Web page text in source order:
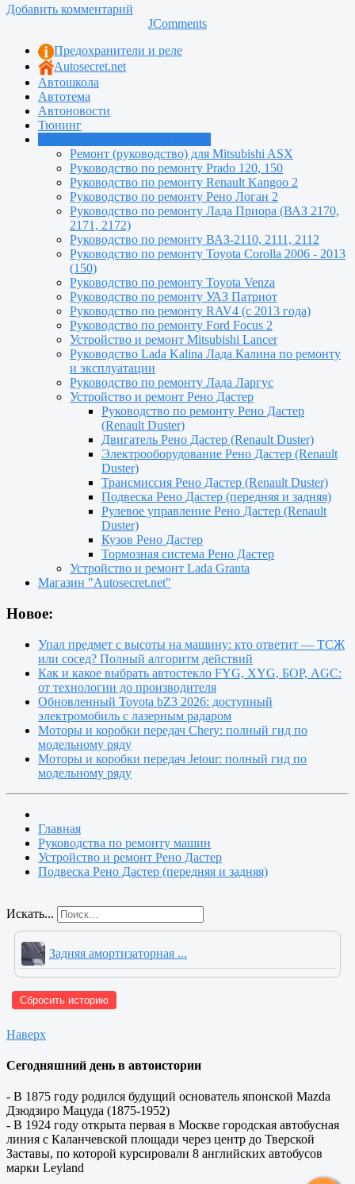
Добавить комментарий
JComments
Предохранители и реле
Autosecret.net
Автошкола
Автотема
Автоновости
Тюнинг
Ремонт (руководство) для Mitsubishi ASX
Руководство по ремонту Prado 120, 150
Руководство по ремонту Renault Kangoo 2
Руководство по ремонту Рено Логан 2
Руководство по ремонту Лада Приора (ВАЗ 2170,
2171, 2172)
Руководство по ремонту ВАЗ-2110, 2111, 2112
Руководство по ремонту Toyota Сorolla 2006 - 2013
(150)
Руководство по ремонту Toyota Venza
Руководство по ремонту УАЗ Патриот
Руководство по ремонту RAV4 (с 2013 года)
Руководство по ремонту Ford Focus 2
Устройство и ремонт Mitsubishi Lancer
Руководство Lada Kalina Лада Калина по ремонту
и эксплуатации
Руководство по ремонту Лада Ларгус
Устройство и ремонт Рено Дастер
Руководство по ремонту Рено Дастер
(Renault Duster)
Двигатель Рено Дастер (Renault Duster)
Электрооборудование Рено Дастер (Renault
Duster)
Трансмиссия Рено Дастер (Renault Duster)
Подвеска Рено Дастер (передняя и задняя)
Рулевое управление Рено Дастер (Renault
Duster)
Кузов Рено Дастер
Тормозная система Рено Дастер
Устройство и ремонт Lada Granta
Магазин "Autosecret.net"
Новое:
Упал предмет с высоты на машину: кто ответит — ТСЖ
или сосед? Полный алгоритм действий
Как и какое выбрать автостекло FYG, XYG, БОР, AGC:
от технологии до производителя
Обновленный Toyota bZ3 2026: доступный
электромобиль с лазерным радаром
Моторы и коробки передач Chery: полный гид по
модельному ряду
Моторы и коробки передач Jetour: полный гид по
модельному ряду
Главная
Руководства по ремонту машин
Устройство и ремонт Рено Дастер
Подвеска Рено Дастер (передняя и задняя)
Искать...
Задняя амортизаторная ...
Сбросить историю
Наверх
Сегодняшний день в автоистории
- В 1875 году родился будущий основатель японской Mazda
Дзюдзиро Мацуда (1875-1952)
- В 1924 году открыта первая в Москве городская автобусная
линия с Каланчевской площади через центр до Тверской
Заставы, по которой курсировали 8 английских автобусов
марки Leyland